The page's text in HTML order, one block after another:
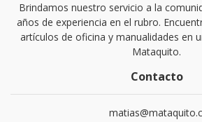
Brindamos nuestro servicio a la
años de experiencia en el rubro.
artículos de oficina y manualidades en
Mataquito.
Contacto